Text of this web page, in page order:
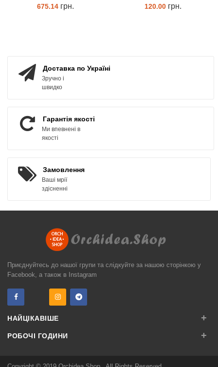
675.14грн. 120.00грн.
Доставка по Україні
Зручно і
швидко
Гарантія якості
Ми впевнені в
якості
Замовлення
Ваші мрії
здісненні
Приєднуйтесь до нашої групи та слідкуйте за нашою сторінкою у
Facebook, а також в Instagram
НАЙЦІКАВІШЕ +
РОБОЧІ ГОДИНИ +